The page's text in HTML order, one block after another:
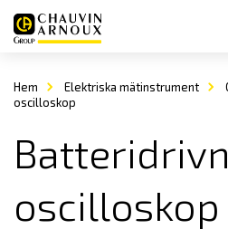
Hem Elektriska mätinstrument
oscilloskop
oscilloskop